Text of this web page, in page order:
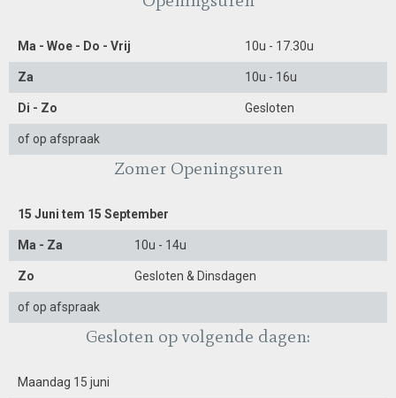
Ma - Woe - Do - Vrij 10u - 17.30u
Za 10u - 16u
Di - Zo Gesloten
of op afspraak
Zomer Openingsuren
15 Juni tem 15 September
Ma - Za 10u - 14u
Zo Gesloten & Dinsdagen
of op afspraak
Gesloten op volgende dagen:
Maandag 15 juni